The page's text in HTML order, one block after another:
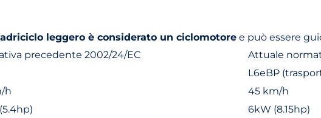
leggero è considerato un ciclomotore e può essere
precedente 2002/24/EC
Attuale
L6eBP
h
45 km/h
6kW (8.15hp)